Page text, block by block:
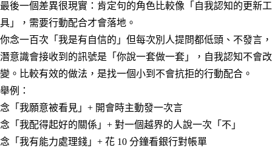
最後一個差異很現實：肯定句的角色比較像「自我認知的更新工
具」，需要行動配合才會落地。
你念一百次「我是有自信的」但每次別人提問都低頭、不發言，
潛意識會接收到的訊號是「你說一套做一套」，自我認知不會改
變。比較有效的做法，是找一個小到不會抗拒的行動配合。
舉例：
念「我願意被看見」+ 開會時主動發一次言
念「我配得起好的關係」+ 對一個越界的人說一次「不」
念「我有能力處理錢」+ 花 10 分鐘看銀行對帳單